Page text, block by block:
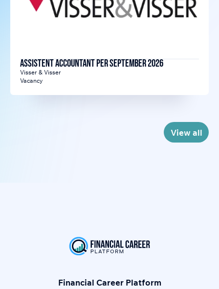
Assistent Accountant per september 2026
Visser & Visser
Vacancy
View all
Financial Career Platform